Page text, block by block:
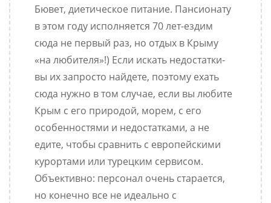
Бювет, диетическое питание. Пансионату
в этом году исполняется 70 лет-ездим
сюда не первый раз, но отдых в Крыму
«на любителя»!) Если искать недостатки-
вы их запросто найдете, поэтому ехать
сюда нужно в том случае, если вы любите
Крым с его природой, морем, с его
особенностями и недостатками, а не
едите, чтобы сравнить с европейскими
курортами или турецким сервисом.
Объективно: персонал очень старается,
но конечно все не идеально с